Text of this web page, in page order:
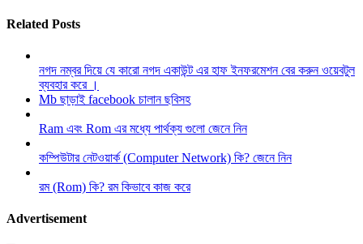
Related Posts
নগদ নম্বর দিয়ে যে কারো নগদ একাউন্ট এর হাফ ইনফরমেশন বের করুন ওয়েবটুল
ব্যবহার করে ।
Mb ছাড়াই facebook চালান ছবিসহ
Ram এবং Rom এর মধ্যে পার্থক্য গুলো জেনে নিন
কম্পিউটার নেটওয়ার্ক (Computer Network) কি? জেনে নিন
রম (Rom) কি? রম কিভাবে কাজ করে
Advertisement